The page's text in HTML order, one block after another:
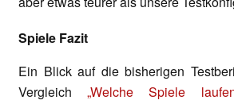
Spiele Fazit
Ein Blick auf die bisherigen
Vergleich„Welche Spiele